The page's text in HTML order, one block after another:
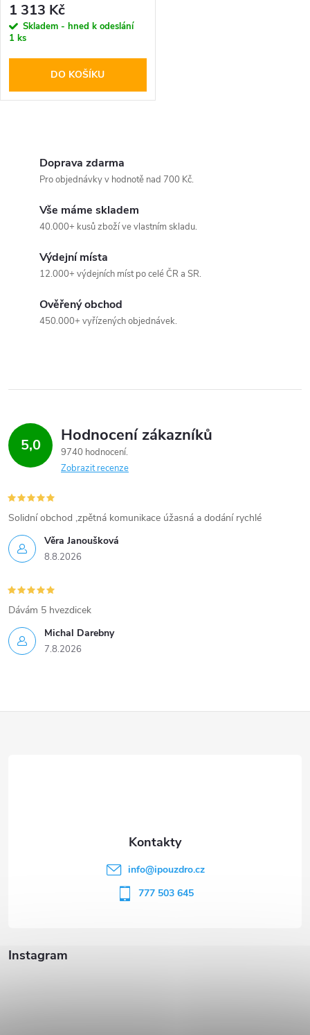
1 313 Kč
Skladem - hned k odeslání
1 ks
DO KOŠÍKU
r
v
k
v
ý
p
i
s
u
Doprava zdarma
Pro objednávky v hodnotě nad 700 Kč.
Vše máme skladem
40.000+ kusů zboží ve vlastním skladu.
Výdejní místa
12.000+ výdejních míst po celé ČR a SR.
Ověřený obchod
450.000+ vyřízených objednávek.
5,0 Hodnocení zákazníků
9740 hodnocení
Zobrazit recenze
Věra Janoušková
8.8.2026
Solidní obchod ,zpětná komunikace úžasná a dodání rychlé
Michal Darebny
7.8.2026
Dávám 5 hvezdicek
Instagram
info@ipouzdro.cz
777 503 645